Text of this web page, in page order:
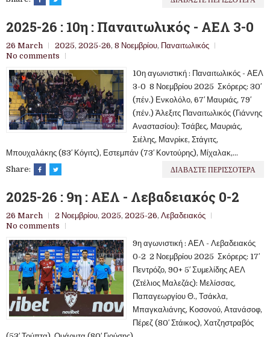
2025-26 : 10η : Παναιτωλικός - ΑΕΛ 3-0
26 March 2025, 2025-26, 8 Νοεμβρίου, Παναιτωλικός
No comments
10η αγωνιστική : Παναιτωλικός - ΑΕΛ
3-0 8 Νοεμβρίου 2025 Σκόρερς: 30′
(πέν.) Ενκολόλο, 67′ Μαυριάς, 79′
(πέν.) Άλεξιτς Παναιτωλικός (Γιάννης
Αναστασίου): Τσάβες, Μαυριάς,
Σιέλης, Μανρίκε, Στάγιτς,
Μπουχαλάκης (83′ Κόγιτς), Εστεμπάν (73′ Κοντούρης), Μίχαλακ,...
Share:
ΔΙΑΒΑΣΤΕ ΠΕΡΙΣΣΟΤΕΡΑ
2025-26 : 9η : ΑΕΛ - Λεβαδειακός 0-2
26 March 2 Νοεμβρίου, 2025, 2025-26, Λεβαδειακός
No comments
9η αγωνιστική : ΑΕΛ - Λεβαδειακός
0-2 2 Νοεμβρίου 2025 Σκόρερς: 17′
Πεντρόζο, 90+ 5′ Συμελίδης ΑΕΛ
(Στέλιος Μαλεζάς): Μελίσσας,
Παπαγεωργίου Θ., Τσάκλα,
Μπαγκαλιάνης, Κοσονού, Ατανάσοφ,
Πέρεζ (80′ Στάικος), Χατζηστραβός